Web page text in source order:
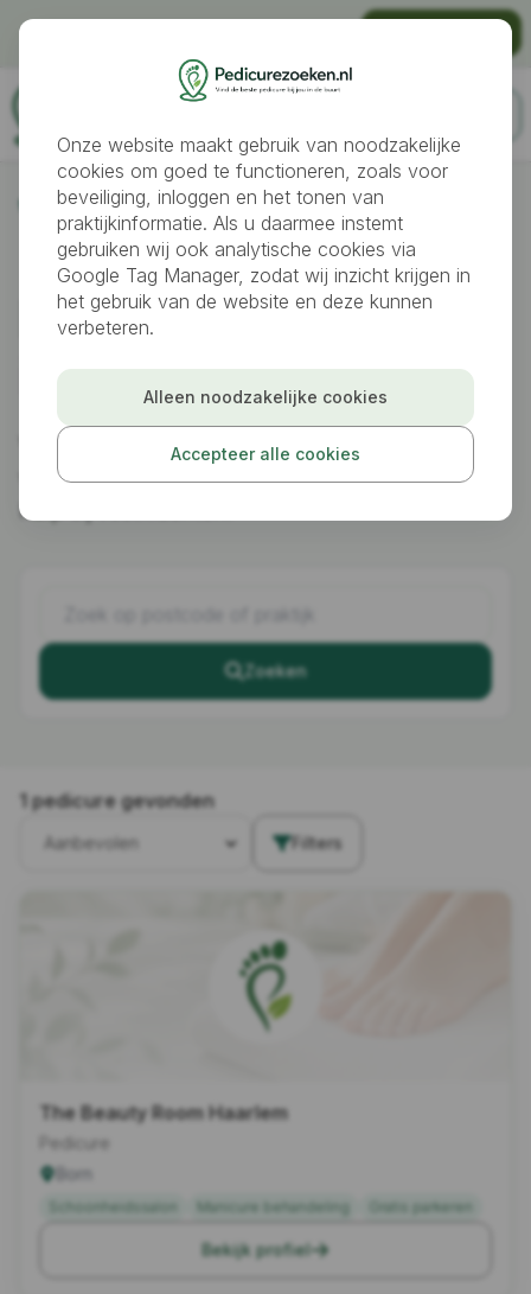
Pedicures Born
Pedicure gezocht
inBorn
Vind snel een geschikte pedicure in Born voor
verzorgde voeten, preventieve voetverzorging of
hulp bij voetklachten.
Zoeken
1 pedicure gevonden
Filters
The Beauty Room Haarlem
Pedicure
Born
Schoonheidssalon Manicure behandeling Gratis parkeren
Bekijk profiel
Onze website maakt gebruik van noodzakelijke
cookies om goed te functioneren, zoals voor
beveiliging, inloggen en het tonen van
praktijkinformatie. Als u daarmee instemt
gebruiken wij ook analytische cookies via
Google Tag Manager, zodat wij inzicht krijgen in
het gebruik van de website en deze kunnen
verbeteren.
Alleen noodzakelijke cookies
Accepteer alle cookies